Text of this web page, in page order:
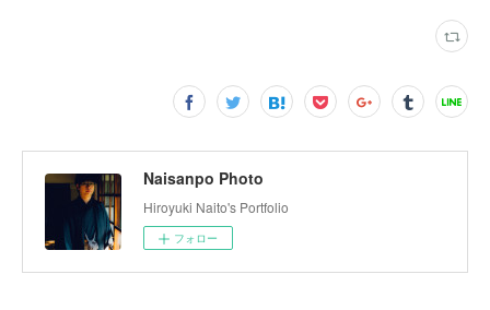
Naisanpo Photo
Hiroyuki Naito's Portfolio
フォロー